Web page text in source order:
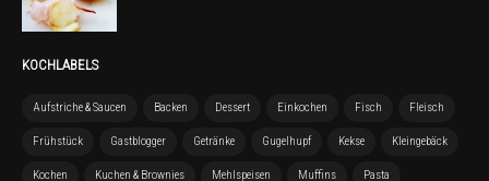
KOCHLABELS
Aufstriche & Saucen Backen Dessert Einkochen Fisch Fleisch
Frühstück Gastblogger Getränke Gugelhupf Kekse Kleingebäck
Kochen Kuchen & Brownies Mehlspeisen Muffins Pasta